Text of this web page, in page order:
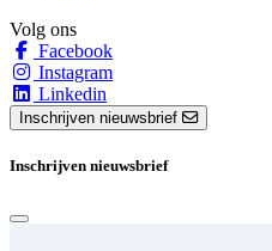
Volg ons
Facebook
Instagram
Linkedin
Inschrijven nieuwsbrief
Inschrijven nieuwsbrief